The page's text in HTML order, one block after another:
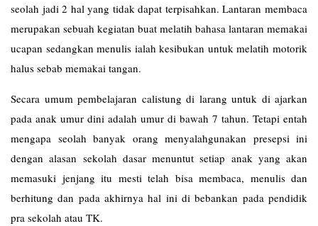
seolah jadi 2 hal yang tidak dapat terpisahkan. Lantaran membaca
merupakan sebuah kegiatan buat melatih bahasa lantaran memakai
ucapan sedangkan menulis ialah kesibukan untuk melatih motorik
halus sebab memakai tangan.
Secara umum pembelajaran calistung di larang untuk di ajarkan
pada anak umur dini adalah umur di bawah 7 tahun. Tetapi entah
mengapa seolah banyak orang menyalahgunakan presepsi ini
dengan alasan sekolah dasar menuntut setiap anak yang akan
memasuki jenjang itu mesti telah bisa membaca, menulis dan
berhitung dan pada akhirnya hal ini di bebankan pada pendidik
pra sekolah atau TK.